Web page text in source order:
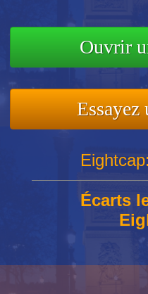
Ouvrir
Essayez
Écarts